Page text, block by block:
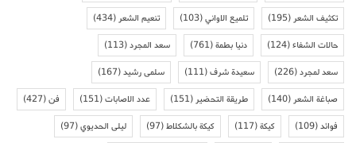
تكثيف الشعر(195) تلميع الاواني(103) تنعيم الشعر(434)
حالات الشفاء(124) دنيا بطمة(761) سعد المجرد(113)
سعد لمجرد(226) سعيدة شرف(111) سلمى رشيد(167)
صباغة الشعر(140) طريقة التحضير(151) عدد الاصابات(151) فن(427)
فوائد(109) كيكة(117) كيكة بالشكلاط(97) ليلى الحديوي(97)